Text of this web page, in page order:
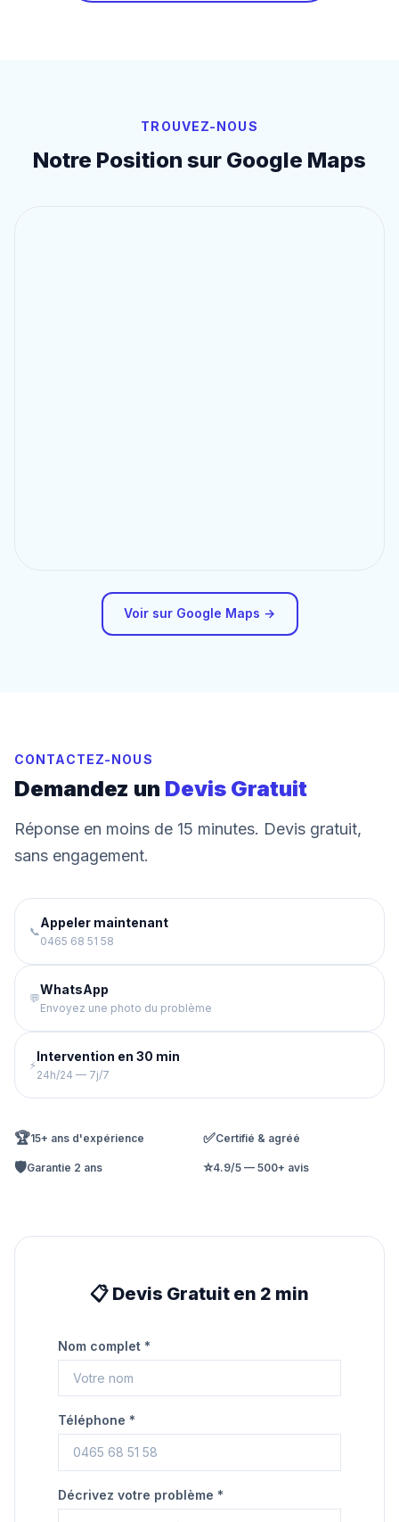
TROUVEZ-NOUS
Notre Position sur Google Maps
Voir sur Google Maps →
CONTACTEZ-NOUS
Demandez un Devis Gratuit
Réponse en moins de 15 minutes. Devis gratuit,
sans engagement.
📞
Appeler maintenant
0465 68 51 58
💬
WhatsApp
Envoyez une photo du problème
⚡
Intervention en 30 min
24h/24 — 7j/7
🏆15+ ans d'expérience ✅Certifié & agréé
🛡️Garantie 2 ans ⭐4.9/5 — 500+ avis
📋 Devis Gratuit en 2 min
Nom complet *
Téléphone *
Décrivez votre problème *